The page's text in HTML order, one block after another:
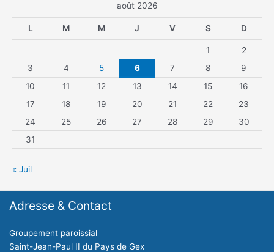
août 2026
L M M J V S D
1
2
3
4 5 6 7 8
9
10
11 12 13 14 15
16
17
18 19 20 21 22
23
24
25 26 27 28 29
30
31
« Juil
Adresse & Contact
Groupement paroissial
Saint-Jean-Paul II du Pays de Gex